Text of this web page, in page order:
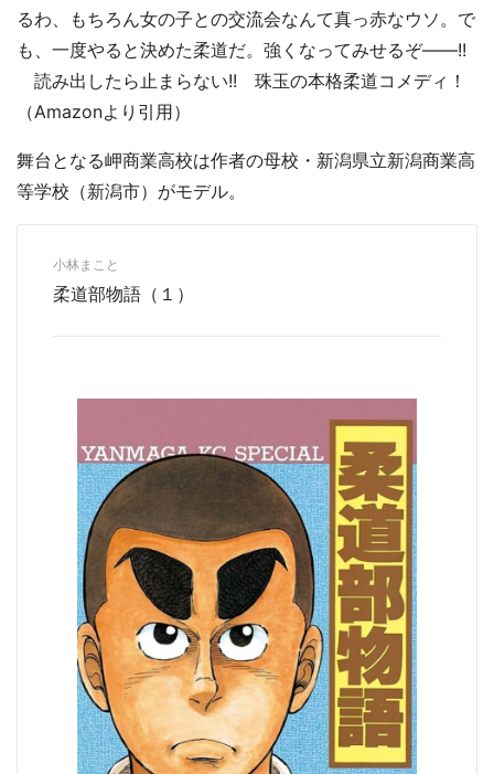
都道府選択
るわ、もちろん女の子との交流会なんて真っ赤なウソ。で
も、一度やると決めた柔道だ。強くなってみせるぞ――!!
読み出したら止まらない!! 珠玉の本格柔道コメディ！
（Amazonより引用）
舞台となる岬商業高校は作者の母校・新潟県立新潟商業高
等学校（新潟市）がモデル。
小林まこと
柔道部物語（１）